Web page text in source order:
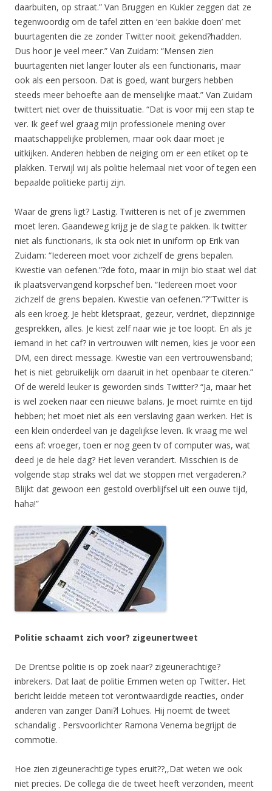
daarbuiten, op straat.” Van Bruggen en Kukler zeggen dat ze
tegenwoordig om de tafel zitten en ‘een bakkie doen’ met
buurtagenten die ze zonder Twitter nooit gekend?hadden.
Dus hoor je veel meer.” Van Zuidam: “Mensen zien
buurtagenten niet langer louter als een functionaris, maar
ook als een persoon. Dat is goed, want burgers hebben
steeds meer behoefte aan de menselijke maat.” Van Zuidam
twittert niet over de thuissituatie. “Dat is voor mij een stap te
ver. Ik geef wel graag mijn professionele mening over
maatschappelijke problemen, maar ook daar moet je
uitkijken. Anderen hebben de neiging om er een etiket op te
plakken. Terwijl wij als politie helemaal niet voor of tegen een
bepaalde politieke partij zijn.
Waar de grens ligt? Lastig. Twitteren is net of je zwemmen
moet leren. Gaandeweg krijg je de slag te pakken. Ik twitter
niet als functionaris, ik sta ook niet in uniform op Erik van
Zuidam: “Iedereen moet voor zichzelf de grens bepalen.
Kwestie van oefenen.”?de foto, maar in mijn bio staat wel dat
ik plaatsvervangend korpschef ben. “Iedereen moet voor
zichzelf de grens bepalen. Kwestie van oefenen.”?”Twitter is
als een kroeg. Je hebt kletspraat, gezeur, verdriet, diepzinnige
gesprekken, alles. Je kiest zelf naar wie je toe loopt. En als je
iemand in het caf? in vertrouwen wilt nemen, kies je voor een
DM, een direct message. Kwestie van een vertrouwensband;
het is niet gebruikelijk om daaruit in het openbaar te citeren.”
Of de wereld leuker is geworden sinds Twitter? “Ja, maar het
is wel zoeken naar een nieuwe balans. Je moet ruimte en tijd
hebben; het moet niet als een verslaving gaan werken. Het is
een klein onderdeel van je dagelijkse leven. Ik vraag me wel
eens af: vroeger, toen er nog geen tv of computer was, wat
deed je de hele dag? Het leven verandert. Misschien is de
volgende stap straks wel dat we stoppen met vergaderen.?
Blijkt dat gewoon een gestold overblijfsel uit een ouwe tijd,
haha!”
Politie schaamt zich voor? zigeunertweet
De Drentse politie is op zoek naar? zigeunerachtige?
inbrekers. Dat laat de politie Emmen weten op Twitter. Het
bericht leidde meteen tot verontwaardigde reacties, onder
anderen van zanger Dani?l Lohues. Hij noemt de tweet
schandalig . Persvoorlichter Ramona Venema begrijpt de
commotie.
Hoe zien zigeunerachtige types eruit??,,Dat weten we ook
niet precies. De collega die de tweet heeft verzonden, meent